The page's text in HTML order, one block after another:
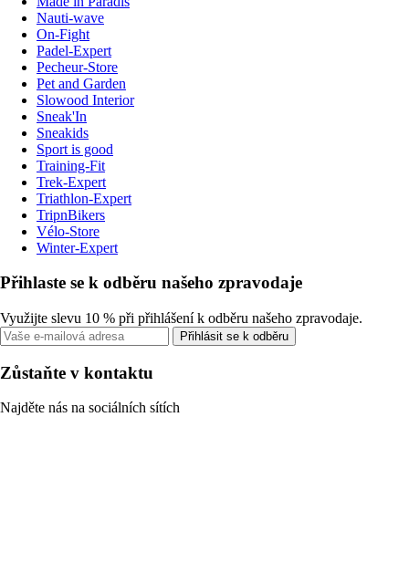
Nauti-wave
On-Fight
Padel-Expert
Pecheur-Store
Pet and Garden
Slowood Interior
Sneak'In
Sneakids
Sport is good
Training-Fit
Trek-Expert
Triathlon-Expert
TripnBikers
Vélo-Store
Winter-Expert
Přihlaste se k odběru našeho zpravodaje
Využijte slevu 10 % při přihlášení k odběru našeho zpravodaje.
Přihlásit se k odběru
Zůstaňte v kontaktu
Najděte nás na sociálních sítích